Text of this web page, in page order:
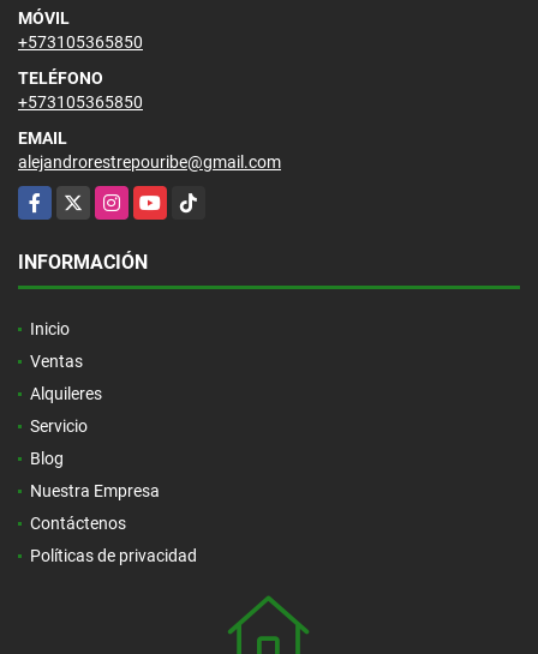
MÓVIL
+573105365850
TELÉFONO
+573105365850
EMAIL
alejandrorestrepouribe@gmail.com
Facebook
X InstagramYouTubeTikTok
INFORMACIÓN
Inicio
Ventas
Alquileres
Servicio
Blog
Nuestra Empresa
Contáctenos
Políticas de privacidad